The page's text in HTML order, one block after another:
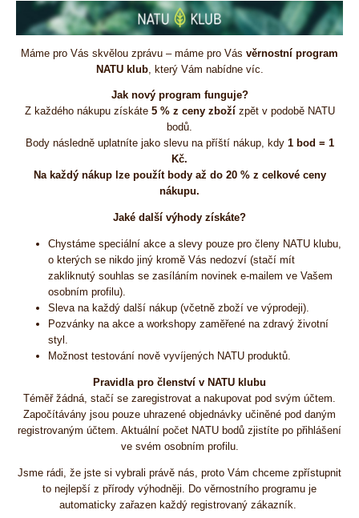
Máme pro Vás skvělou zprávu – máme pro Vás věrnostní program
NATU klub, který Vám nabídne víc.
Jak nový program funguje?
Z každého nákupu získáte 5 % z ceny zbožízpět v podobě NATU
bodů.
Body následně uplatníte jako slevu na příští nákup, kdy 1 bod = 1
Kč.
Na každý nákup lze použít body až do 20 % z celkové ceny
nákupu.
Jaké další výhody získáte?
Chystáme speciální akce a slevy pouze pro členy NATU klubu,
o kterých se nikdo jiný kromě Vás nedozví (stačí mít
zakliknutý souhlas se zasíláním novinek e-mailem ve Vašem
osobním profilu).
Sleva na každý další nákup (včetně zboží ve výprodeji).
Pozvánky na akce a workshopy zaměřené na zdravý životní
styl.
Možnost testování nově vyvíjených NATU produktů.
Pravidla pro členství v NATU klubu
Téměř žádná, stačí se zaregistrovat a nakupovat pod svým účtem.
Započítávány jsou pouze uhrazené objednávky učiněné pod daným
registrovaným účtem. Aktuální počet NATU bodů zjistíte po přihlášení
ve svém osobním profilu.
Jsme rádi, že jste si vybrali právě nás, proto Vám chceme zpřístupnit
to nejlepší z přírody výhodněji. Do věrnostního programu je
automaticky zařazen každý registrovaný zákazník.